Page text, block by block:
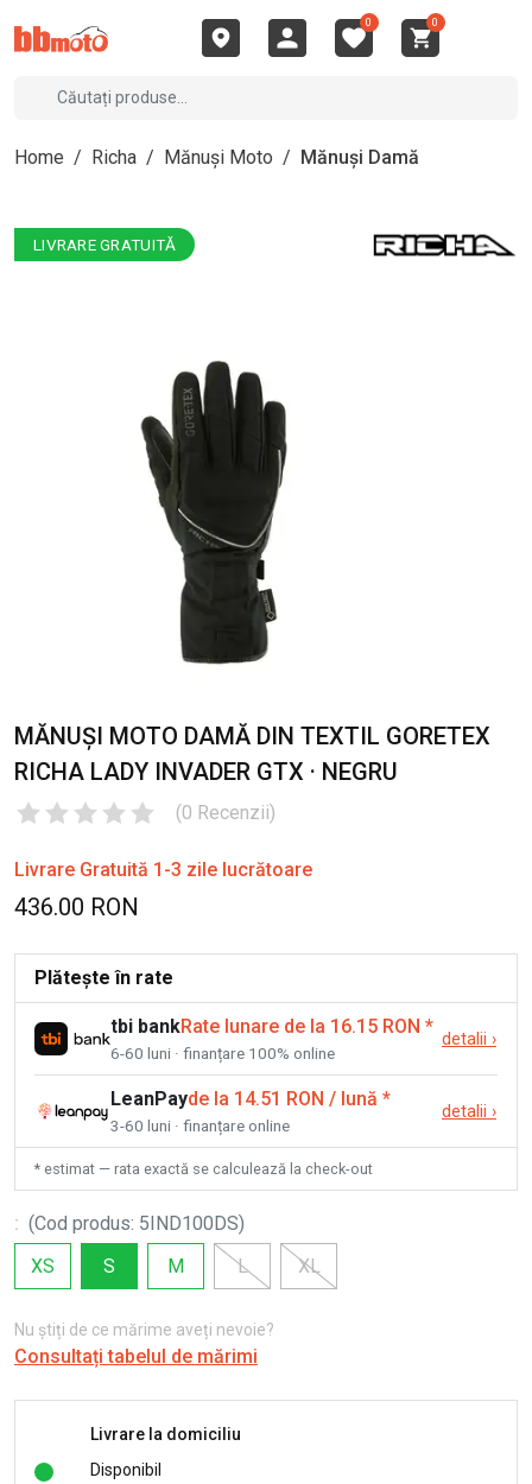
0 0
Home / Richa / Mănuși Moto / Mănuși Damă
LIVRARE GRATUITĂ
MĂNUȘI MOTO DAMĂ DIN TEXTIL GORETEX
RICHA LADY INVADER GTX · NEGRU
(0 Recenzii)
Livrare Gratuită 1-3 zile lucrătoare
436.00 RON
Plătește în rate
tbi bankRate lunare de la 16.15 RON *
6-60 luni · finanțare 100% online
detalii ›
LeanPayde la 14.51 RON / lună *
3-60 luni · finanțare online
detalii ›
* estimat — rata exactă se calculează la check-out
: (Cod produs: 5IND100DS)
XS
S M L XL
Nu știți de ce mărime aveți nevoie?
Consultați tabelul de mărimi
Livrare la domiciliu
Disponibil